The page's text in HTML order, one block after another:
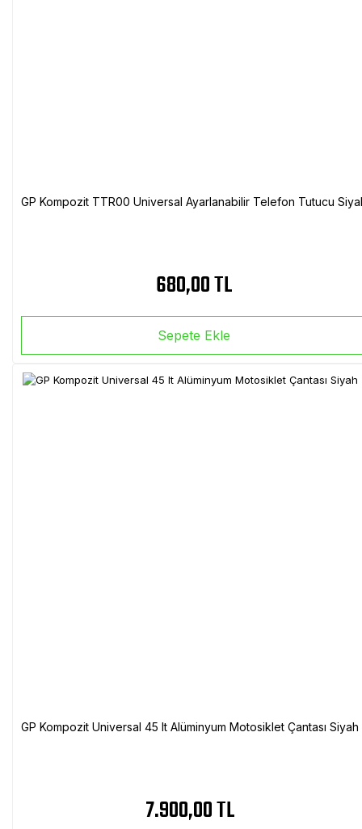
GP Kompozit TTR00 Universal Ayarlanabilir Telefon Tutucu
680,00 TL
Sepete Ekle
GP Kompozit Universal 45 lt Alüminyum Motosiklet Çantası Siyah
7.900,00 TL